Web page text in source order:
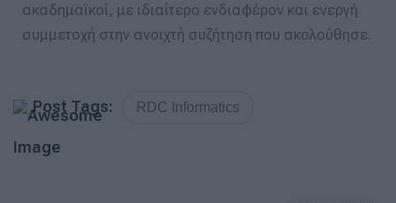
ακαδημαϊκοί, με ιδιαίτερο ενδιαφέρον και ενεργή
συμμετοχή στην ανοιχτή συζήτηση που ακολούθησε.
Post Tags: RDC Informatics